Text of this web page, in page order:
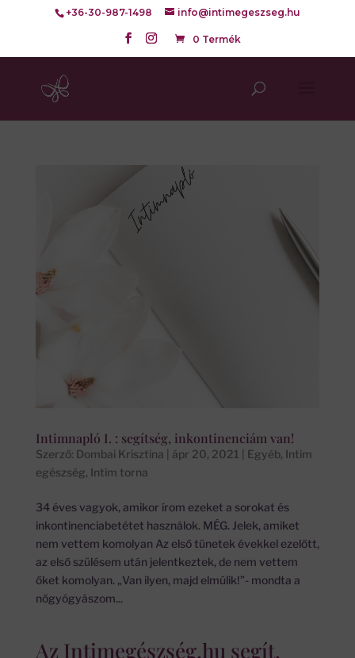
+36-30-987-1498 info@intimegeszseg.hu
0 Termék
Intimnapló I. : segítség, inkontinenciám van!
Szerző: Dombai Krisztina ápr 20, 2021 Egyéb, Intim
egészség, Intim torna
34 éves vagyok, amikor írom ezeket a sorokat és
inkontinenciabetétet használok. MÉG. Jelek, amiket
nem vettem komolyan Az első tünetek évekkel ezelőtt,
az első szülésem után jelentkeztek, de nem vettem
őket komolyan. „Van ilyen, majd elmúlik!”- mondta a
nőgyógyászom...
Az Intimegészség.hu segít,